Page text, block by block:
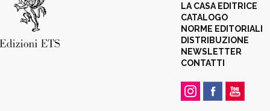
LA CASA EDITRICE
CATALOGO
NORME EDITORIALI
DISTRIBUZIONE
NEWSLETTER
CONTATTI